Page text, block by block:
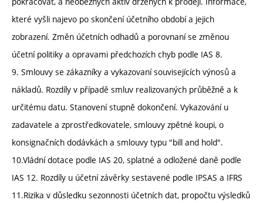
které vyšli najevo po skončení účetního období a jejich
zobrazení. Změn účetních odhadů a porovnaní se změnou
účetní politiky a opravami předchozích chyb podle IAS 8.
9. Smlouvy se zákazníky a vykazovaní souvisejících výnosů a
nákladů. Rozdíly v případě smluv realizovaných průběžně a k
určitému datu. Stanovení stupně dokončení. Vykazování u
zadavatele a zprostředkovatele, smlouvy zpětné koupi, o
konsignačních dodávkách a smlouvy typu "bill and hold".
10.Vládní dotace podle IAS 20, splatné a odložené daně podle
IAS 12. Rozdíly u účetní závěrky sestavené podle IPSAS a IFRS
11.Rizika v důsledku sezonnosti účetních dat, propočtu výsledků